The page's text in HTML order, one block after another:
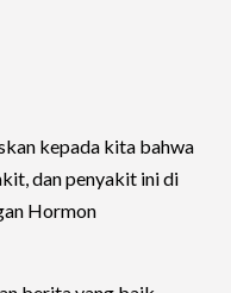
kepada kita bahwa
dan penyakit ini di
Hormon